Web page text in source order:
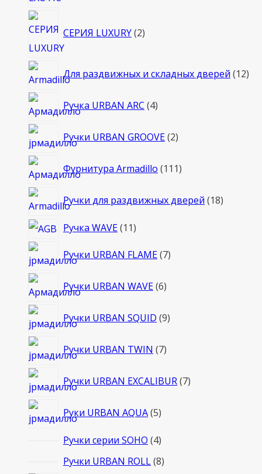
СЕРИЯ LUXURY 2товара
Для раздвижных и складных дверей 1212
Ручка URBAN ARC 44
Ручки URBAN GROOVE 22
Фурнитура Armadillo 111111
Ручки для раздвижных дверей 1818
Ручка WAVE 1111
Ручки URBAN FLAME 77
Ручки URBAN WAVE 66
Ручки URBAN SQUID 99
Ручки URBAN TWIN 77
Ручки URBAN EXCALIBUR 77
Руки URBAN AQUA 55
Ручки серии SOHO 44
товара
Ручки URBAN ROLL 88